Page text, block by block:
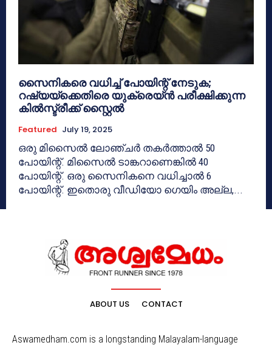
സൈനികരെ വധിച്ച് പോയിന്റ് നേടുക;
റഷ്യയ്‌ക്കെതിരെ യുക്രെയ്ന്‍ പരീക്ഷിക്കുന്ന
കില്‍സ്ട്രീക്ക് സ്റ്റൈല്‍
Featured July 19, 2025
ഒരു മിസൈല്‍ ലോഞ്ചര്‍ തകര്‍ത്താല്‍ 50
പോയിന്റ്. മിസൈല്‍ ടാങ്കറാണെങ്കില്‍ 40
പോയിന്റ്. ഒരു സൈനികനെ വധിച്ചാല്‍ 6
പോയിന്റ്. ഇതൊരു വീഡിയോ ഗെയിം അല്ല,...
ABOUT US CONTACT
Aswamedham.com is a longstanding Malayalam-language